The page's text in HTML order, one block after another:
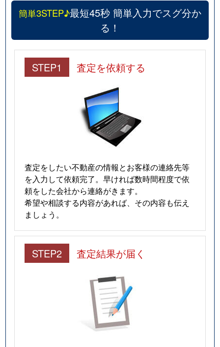
簡単3STEP♪最短45秒 簡単入力でスグ分か
る！
STEP1 査定を依頼する
査定をしたい不動産の情報とお客様の連絡先等
を入力して依頼完了。早ければ数時間程度で依
頼をした会社から連絡がきます。
希望や相談する内容があれば、その内容も伝え
ましょう。
STEP2 査定結果が届く